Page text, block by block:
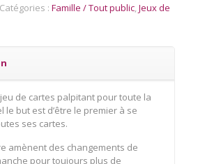
Catégories : Famille / Tout public,Jeux de
de cartes palpitant pour toute la
le but est d’être le premier à se
ses cartes.
amènent des changements de
pour toujours plus de